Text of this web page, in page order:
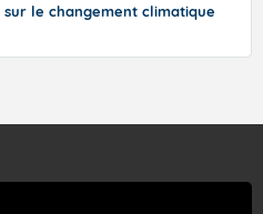
sur le changement climatique